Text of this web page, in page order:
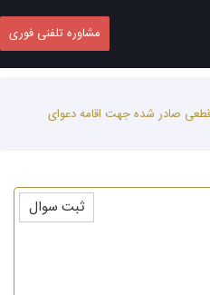
مشاوره تلفنی فوری
صادر شده جهت اقامه دعوای
ثبت سوال